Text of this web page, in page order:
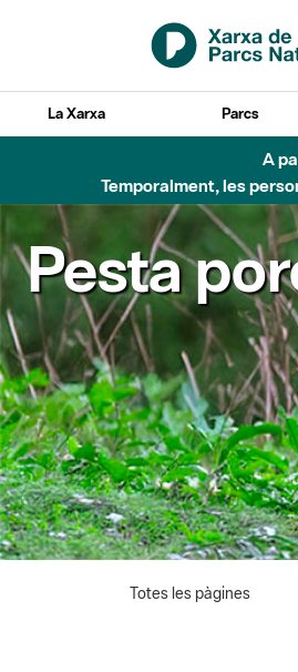
Salta al contingut principal
La Xarxa Parcs
A
Temporalment, les
Pesta
Totes les pàgines